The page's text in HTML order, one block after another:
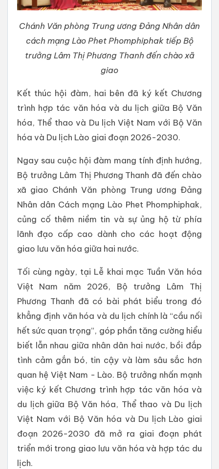
Chánh Văn phòng Trung ương Đảng Nhân dân
cách mạng Lào Phet Phomphiphak tiếp Bộ
trưởng Lâm Thị Phương Thanh đến chào xã
giao
Kết thúc hội đàm, hai bên đã ký kết Chương
trình hợp tác văn hóa và du lịch giữa Bộ Văn
hóa, Thể thao và Du lịch Việt Nam với Bộ Văn
hóa và Du lịch Lào giai đoạn 2026-2030.
Ngay sau cuộc hội đàm mang tính định hướng,
Bộ trưởng Lâm Thị Phương Thanh đã đến chào
xã giao Chánh Văn phòng Trung ương Đảng
Nhân dân Cách mạng Lào Phet Phomphiphak,
củng cố thêm niềm tin và sự ủng hộ từ phía
lãnh đạo cấp cao dành cho các hoạt động
giao lưu văn hóa giữa hai nước.
Tối cùng ngày, tại Lễ khai mạc Tuần Văn hóa
Việt Nam năm 2026, Bộ trưởng Lâm Thị
Phương Thanh đã có bài phát biểu trong đó
khẳng định văn hóa và du lịch chính là “cầu nối
hết sức quan trọng”, góp phần tăng cường hiểu
biết lẫn nhau giữa nhân dân hai nước, bồi đắp
tình cảm gắn bó, tin cậy và làm sâu sắc hơn
quan hệ Việt Nam - Lào. Bộ trưởng nhấn mạnh
việc ký kết Chương trình hợp tác văn hóa và
du lịch giữa Bộ Văn hóa, Thể thao và Du lịch
Việt Nam với Bộ Văn hóa và Du lịch Lào giai
đoạn 2026-2030 đã mở ra giai đoạn phát
triển mới trong giao lưu văn hóa và hợp tác du
lịch.